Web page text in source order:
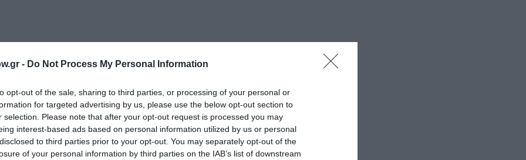
- Do Not Process My Personal Information
opt-out of the sale, sharing to third parties, or processing of your personal or
for targeted advertising by us, please use the below opt-out section to
selection. Please note that after your opt-out request is processed you may
interest-based ads based on personal information utilized by us or personal
to third parties prior to your opt-out. You may separately opt-out of the
of your personal information by third parties on the IAB’s list of downstream
Γιώργος Μητρούλιας, Μιχάλης Ραυτόπουλος